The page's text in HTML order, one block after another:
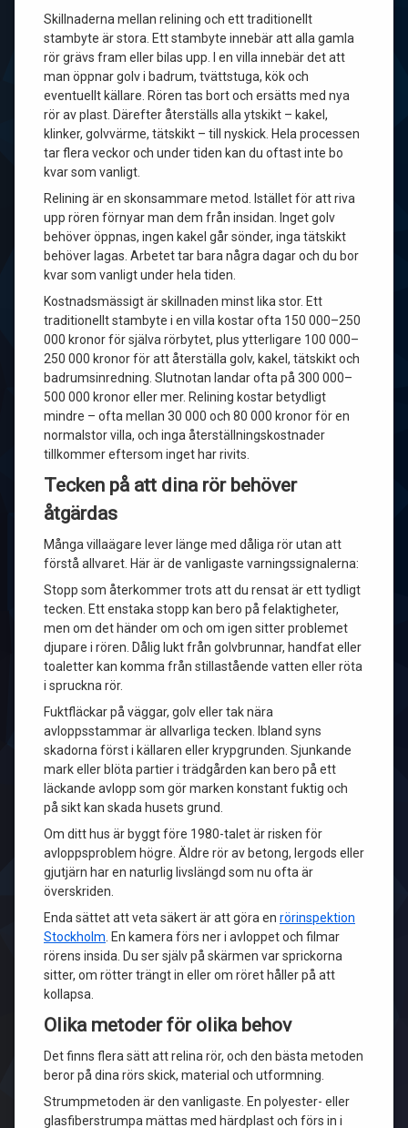
Skillnaderna mellan relining och ett traditionellt
stambyte är stora. Ett stambyte innebär att alla gamla
rör grävs fram eller bilas upp. I en villa innebär det att
man öppnar golv i badrum, tvättstuga, kök och
eventuellt källare. Rören tas bort och ersätts med nya
rör av plast. Därefter återställs alla ytskikt – kakel,
klinker, golvvärme, tätskikt – till nyskick. Hela processen
tar flera veckor och under tiden kan du oftast inte bo
kvar som vanligt.
Relining är en skonsammare metod. Istället för att riva
upp rören förnyar man dem från insidan. Inget golv
behöver öppnas, ingen kakel går sönder, inga tätskikt
behöver lagas. Arbetet tar bara några dagar och du bor
kvar som vanligt under hela tiden.
Kostnadsmässigt är skillnaden minst lika stor. Ett
traditionellt stambyte i en villa kostar ofta 150 000–250
000 kronor för själva rörbytet, plus ytterligare 100 000–
250 000 kronor för att återställa golv, kakel, tätskikt och
badrumsinredning. Slutnotan landar ofta på 300 000–
500 000 kronor eller mer. Relining kostar betydligt
mindre – ofta mellan 30 000 och 80 000 kronor för en
normalstor villa, och inga återställningskostnader
tillkommer eftersom inget har rivits.
Tecken på att dina rör behöver
åtgärdas
Många villaägare lever länge med dåliga rör utan att
förstå allvaret. Här är de vanligaste varningssignalerna:
Stopp som återkommer trots att du rensat är ett tydligt
tecken. Ett enstaka stopp kan bero på felaktigheter,
men om det händer om och om igen sitter problemet
djupare i rören. Dålig lukt från golvbrunnar, handfat eller
toaletter kan komma från stillastående vatten eller röta
i spruckna rör.
Fuktfläckar på väggar, golv eller tak nära
avloppsstammar är allvarliga tecken. Ibland syns
skadorna först i källaren eller krypgrunden. Sjunkande
mark eller blöta partier i trädgården kan bero på ett
läckande avlopp som gör marken konstant fuktig och
på sikt kan skada husets grund.
Om ditt hus är byggt före 1980-talet är risken för
avloppsproblem högre. Äldre rör av betong, lergods eller
gjutjärn har en naturlig livslängd som nu ofta är
överskriden.
Enda sättet att veta säkert är att göra en rörinspektion
Stockholm . En kamera förs ner i avloppet och filmar
rörens insida. Du ser själv på skärmen var sprickorna
sitter, om rötter trängt in eller om röret håller på att
kollapsa.
Olika metoder för olika behov
Det finns flera sätt att relina rör, och den bästa metoden
beror på dina rörs skick, material och utformning.
Strumpmetoden är den vanligaste. En polyester- eller
glasfiberstrumpa mättas med härdplast och förs in i